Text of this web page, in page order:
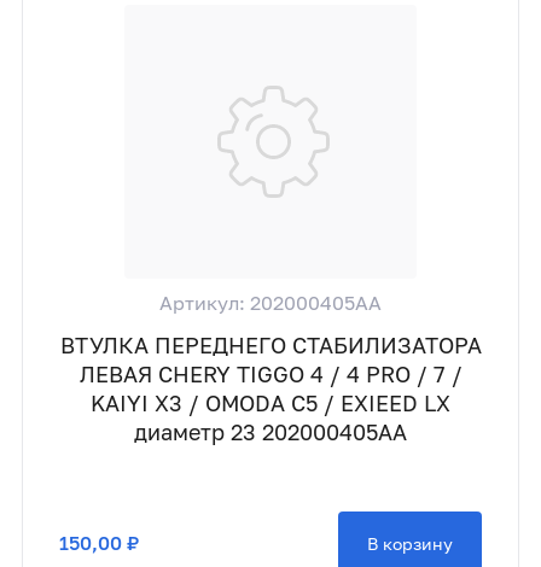
Артикул: 202000405AA
ВТУЛКА ПЕРЕДНЕГО СТАБИЛИЗАТОРА
ЛЕВАЯ CHERY TIGGO 4 / 4 PRO / 7 /
KAIYI X3 / OMODA C5 / EXIEED LX
диаметр 23 202000405AA
150,00 ₽ В корзину